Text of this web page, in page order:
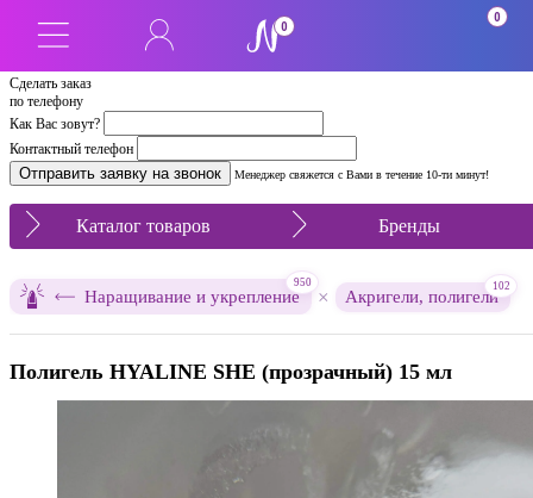
Сделать заказ
по телефону
Как Вас зовут?
Контактный телефон
Менеджер свяжется с Вами в течение 10-ти минут!
0
0
Каталог товаров Бренды
Наращивание и укрепление
950
× Акригели, полигели
102
Полигель HYALINE SHE (прозрачный) 15 мл